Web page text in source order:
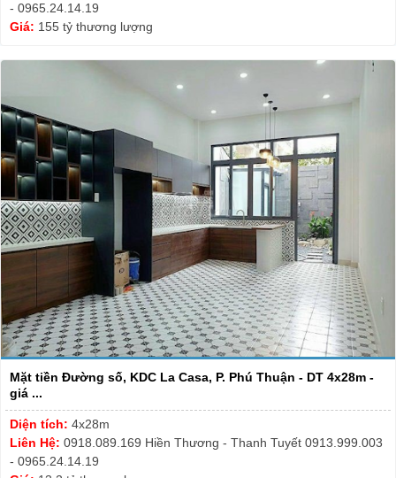
- 0965.24.14.19
Giá: 155 tỷ thương lượng
Mặt tiền Đường số, KDC La Casa, P. Phú Thuận - DT 4x28m -
giá ...
Diện tích: 4x28m
Liên Hệ: 0918.089.169 Hiền Thương - Thanh Tuyết 0913.999.003
- 0965.24.14.19